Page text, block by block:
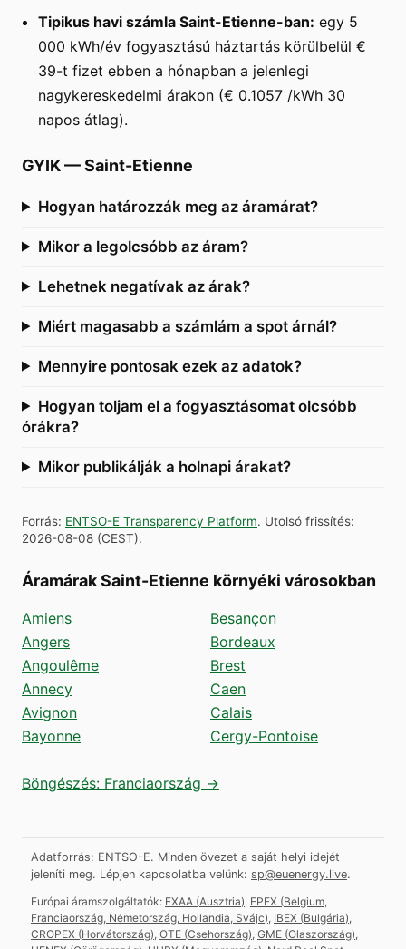
Tipikus havi számla Saint-Etienne-ban: egy 5
000 kWh/év fogyasztású háztartás körülbelül €
39-t fizet ebben a hónapban a jelenlegi
nagykereskedelmi árakon (€ 0.1057 /kWh 30
napos átlag).
GYIK—Saint-Etienne
Hogyan határozzák meg az áramárat?
Mikor a legolcsóbb az áram?
Lehetnek negatívak az árak?
Miért magasabb a számlám a spot árnál?
Mennyire pontosak ezek az adatok?
Hogyan toljam el a fogyasztásomat olcsóbb
órákra?
Mikor publikálják a holnapi árakat?
Forrás: ENTSO-E Transparency Platform. Utolsó frissítés:
2026-08-08 (CEST).
Áramárak Saint-Etienne környéki városokban
Amiens
Angers
Angoulême
Annecy
Avignon
Bayonne
Besançon
Bordeaux
Brest
Caen
Calais
Cergy-Pontoise
Böngészés: Franciaország →
Adatforrás: ENTSO-E. Minden övezet a saját helyi idejét
jeleníti meg. Lépjen kapcsolatba velünk: sp@euenergy.live.
Európai áramszolgáltatók: EXAA (Ausztria) EPEX (Belgium,
Franciaország, Németország, Hollandia, Svájc) IBEX (Bulgária)
CROPEX (Horvátország) OTE (Csehország) GME (Olaszország)